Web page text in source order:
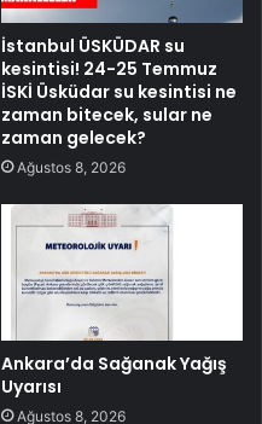
İstanbul ÜSKÜDAR su
kesintisi! 24-25 Temmuz
İSKİ Üsküdar su kesintisi ne
zaman bitecek, sular ne
zaman gelecek?
Ağustos 8, 2026
Ankara’da Sağanak Yağış
Uyarısı
Ağustos 8, 2026